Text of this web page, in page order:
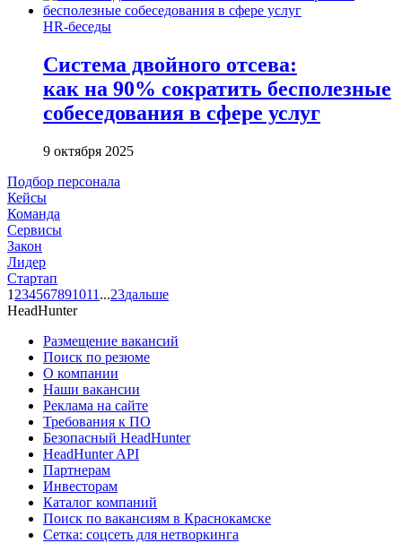
HR-беседы
Система двойного отсева:
как на 90% сократить бесполезные
собеседования в сфере услуг
9 октября 2025
Подбор персонала
Кейсы
Команда
Сервисы
Закон
Лидер
Стартап
1 234567891011 ...23дальше
HeadHunter
Размещение вакансий
Поиск по резюме
О компании
Наши вакансии
Реклама на сайте
Требования к ПО
Безопасный HeadHunter
HeadHunter API
Партнерам
Инвесторам
Каталог компаний
Поиск по вакансиям в Краснокамске
Сетка: соцсеть для нетворкинга